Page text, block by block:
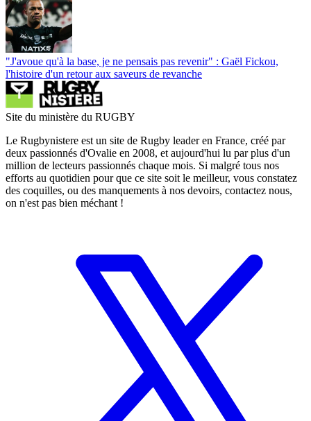
"J'avoue qu'à la base, je ne pensais pas revenir" : Gaël Fickou,
l'histoire d'un retour aux saveurs de revanche
Site du ministère du RUGBY
Le Rugbynistere est un site de Rugby leader en France, créé par
deux passionnés d'Ovalie en 2008, et aujourd'hui lu par plus d'un
million de lecteurs passionnés chaque mois. Si malgré tous nos
efforts au quotidien pour que ce site soit le meilleur, vous constatez
des coquilles, ou des manquements à nos devoirs, contactez nous,
on n'est pas bien méchant !